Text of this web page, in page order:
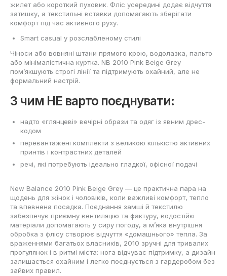
жилет або короткий пуховик. Фліс усередині додає відчуття
затишку, а текстильні вставки допомагають зберігати
комфорт під час активного руху.
Smart casual у розслабленому стилі
Чіноси або вовняні штани прямого крою, водолазка, пальто
або мінімалістична куртка. NB 2010 Pink Beige Grey
пом’якшують строгі лінії та підтримують охайний, але не
формальний настрій.
З чим НЕ варто поєднувати:
надто «глянцеві» вечірні образи та одяг із явним дрес-
кодом
перевантажені комплекти з великою кількістю активних
принтів і контрастних деталей
речі, які потребують ідеально гладкої, офісної подачі
New Balance 2010 Pink Beige Grey — це практична пара на
щодень для жінок і чоловіків, коли важливі комфорт, тепло
та впевнена посадка. Поєднання замші й текстилю
забезпечує приємну вентиляцію та фактуру, водостійкі
матеріали допомагають у сиру погоду, а м’яка внутрішня
обробка з флісу створює відчуття «домашнього» тепла. За
враженнями багатьох власників, 2010 зручні для тривалих
прогулянок і в ритмі міста: нога відчуває підтримку, а дизайн
залишається охайним і легко поєднується з гардеробом без
зайвих правил.